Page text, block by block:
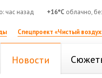
час назад +16°C облачно,
Спецпроект «Чистый
Новости